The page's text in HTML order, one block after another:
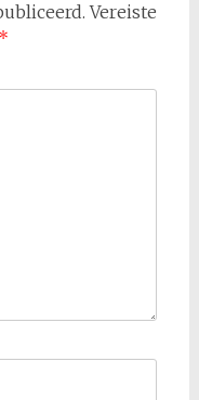
Vereiste
*